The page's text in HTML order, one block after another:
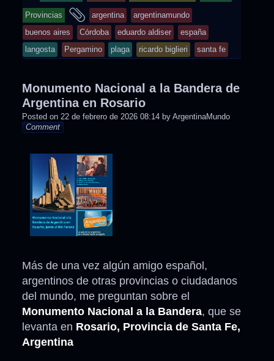
entry
was
posted
in
Provincias
and
tagged
argentina
argentinamundo
buenos aires
Córdoba eduardo aldiser
españa
langosta
Pergamino plaga ricardo biglieri santa fe
Monumento Nacional a la Bandera de
Argentina en Rosario
Posted on 22 de febrero de 2026 08:14 by ArgentinaMundo
Comment
Más de una vez algún amigo español,
argentinos de otras provincias o ciudadanos
del mundo, me preguntan sobre el
Monumento Nacional a la Bandera, que se
levanta en Rosario, Provincia de Santa Fe,
Argentina